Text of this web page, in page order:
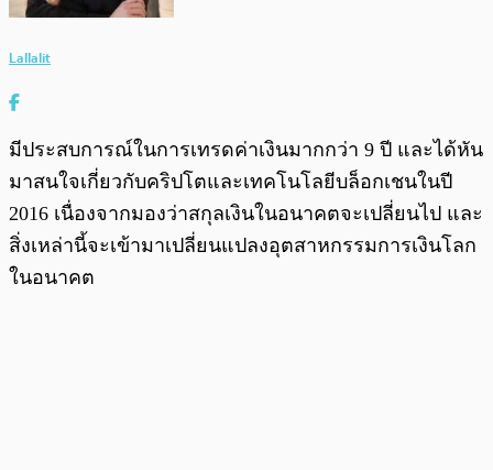
Lallalit
มีประสบการณ์ในการเทรดค่าเงินมากกว่า 9 ปี และได้หัน
มาสนใจเกี่ยวกับคริปโตและเทคโนโลยีบล็อกเชนในปี
2016 เนื่องจากมองว่าสกุลเงินในอนาคตจะเปลี่ยนไป และ
สิ่งเหล่านี้จะเข้ามาเปลี่ยนแปลงอุตสาหกรรมการเงินโลก
ในอนาคต